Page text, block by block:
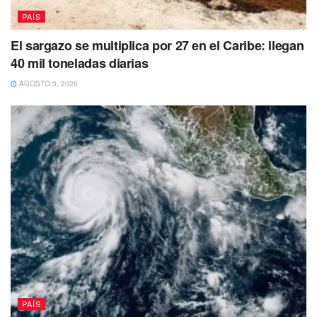
quienes dijo que todas estas personas ya están rindiendo
su declaración ministerial.
Rosa Icela Rodríguez detalló que está en constante
Alejandro Gertz Manero, responsable de la investigación,
para evitar que haya impunidad.
“No se ocultarán los hechos ni se
protegerá a nadie”, afirmó la secretaria
de Seguridad, quien aseguró que se
castigará la violación a los derechos
humanos.
La encargada de Seguridad corroboró que hasta el
PAÍS
El sargazo se multiplica por 27 en el Caribe: llegan
40 mil toneladas diarias
AGOSTO 3, 2026
PAÍS